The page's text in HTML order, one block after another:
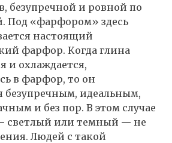
безупречной и ровной по
Под «фарфором» здесь
настоящий
фарфор. Когда глина
и охлаждается,
в фарфор, то он
безупречным, идеальным,
и без пор. В этом случае
светлый или темный — не
Людей с такой